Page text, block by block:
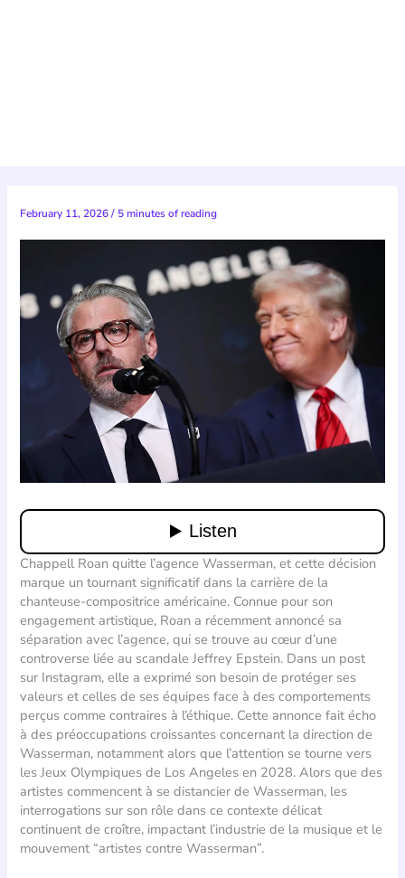
February 11, 2026/ 5 minutes of reading
Chappell Roan quitte l’agence Wasserman, et cette décision
marque un tournant significatif dans la carrière de la
chanteuse-compositrice américaine. Connue pour son
engagement artistique, Roan a récemment annoncé sa
séparation avec l’agence, qui se trouve au cœur d’une
controverse liée au scandale Jeffrey Epstein. Dans un post
sur Instagram, elle a exprimé son besoin de protéger ses
valeurs et celles de ses équipes face à des comportements
perçus comme contraires à l’éthique. Cette annonce fait écho
à des préoccupations croissantes concernant la direction de
Wasserman, notamment alors que l’attention se tourne vers
les Jeux Olympiques de Los Angeles en 2028. Alors que des
artistes commencent à se distancier de Wasserman, les
interrogations sur son rôle dans ce contexte délicat
continuent de croître, impactant l’industrie de la musique et le
mouvement “artistes contre Wasserman”.